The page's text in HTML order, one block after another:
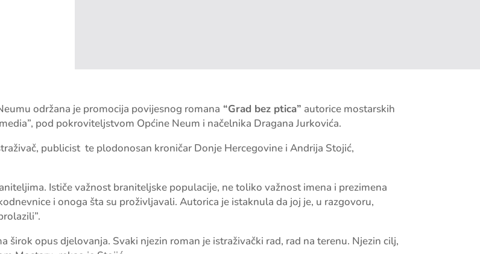
održana je promocija povijesnog romana “Grad bez ptica” autorice mostarskih
pod pokroviteljstvom Općine Neum i načelnika Dragana Jurkovića.
publicist te plodonosan kroničar Donje Hercegovine i Andrija Stojić,
Ističe važnost braniteljske populacije, ne toliko važnost imena i prezimena
i onoga šta su proživljavali. Autorica je istaknula da joj je, u razgovoru,
širok opus djelovanja. Svaki njezin roman je istraživački rad, rad na terenu. Njezin cilj,